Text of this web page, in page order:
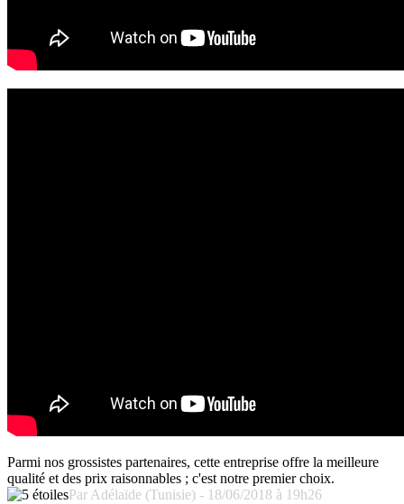
Parmi nos grossistes partenaires, cette entreprise offre la meilleure
qualité et des prix raisonnables ; c'est notre premier choix.
Par Adélaïde (Tunisie) - 18/06/2018 à 19h26